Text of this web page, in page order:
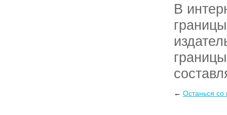
В
← Останься со